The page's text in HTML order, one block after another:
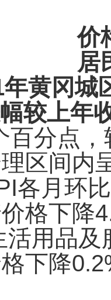
价
居
冈城区
较上年
百分点
区间内
各月环
格下降
活用品
下降